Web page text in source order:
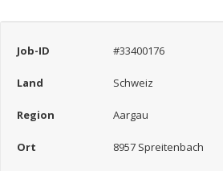
Job-ID #33400176
Land Schweiz
Region Aargau
Ort 8957 Spreitenbach